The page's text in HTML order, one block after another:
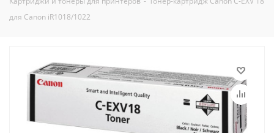
для Canon iR1018/1022